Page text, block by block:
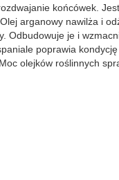
końcówek.
arganowy nawilża i
Odbudowuje je i
poprawia kondycję
olejków roślinnych